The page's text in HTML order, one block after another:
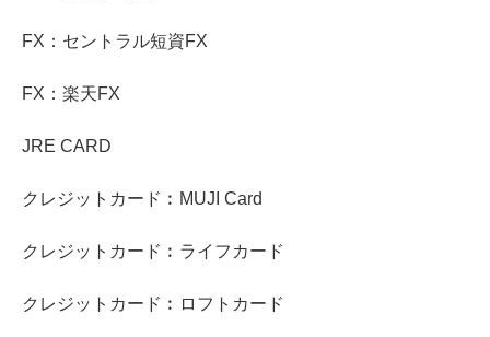
FX：セントラル短資FX
FX：楽天FX
JRE CARD
クレジットカード︰MUJI Card
クレジットカード︰ライフカード
クレジットカード︰ロフトカード